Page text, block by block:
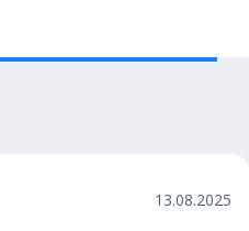
13.08.2025